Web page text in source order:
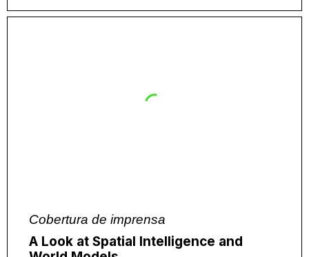
Cobertura de imprensa
A Look at Spatial Intelligence and